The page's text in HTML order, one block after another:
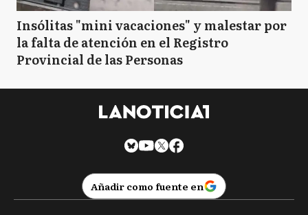
Insólitas "mini vacaciones" y malestar por
la falta de atención en el Registro
Provincial de las Personas
Añadir como fuente en